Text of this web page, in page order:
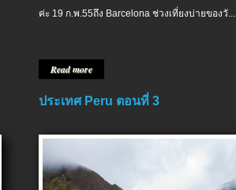
ค่ะ 19 ก.พ.​55ถึง Barcelona ช่วงเที่ยงบ่ายของวั...
Read more
ประเทศ Peru ตอนที่ 3